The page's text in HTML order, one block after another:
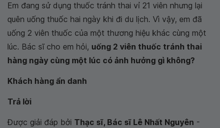
Em đang sử dụng thuốc tránh thai vỉ 21 viên nhưng lại
quên uống thuốc hai ngày khi đi du lịch. Vì vậy, em đã
uống 2 viên thuốc của một thương hiệu khác cùng một
lúc. Bác sĩ cho em hỏi, uống 2 viên thuốc tránh thai
hàng ngày cùng một lúc có ảnh hưởng gì không?
Khách hàng ẩn danh
Trả lời
Được giải đáp bởi Thạc sĩ, Bác sĩ Lê Nhất Nguyên -